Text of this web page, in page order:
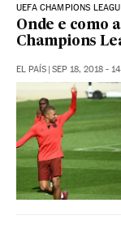
UEFA CHAMPIONS
Onde e como
Champions
EL PAÍS | SEP 18, 2018 -